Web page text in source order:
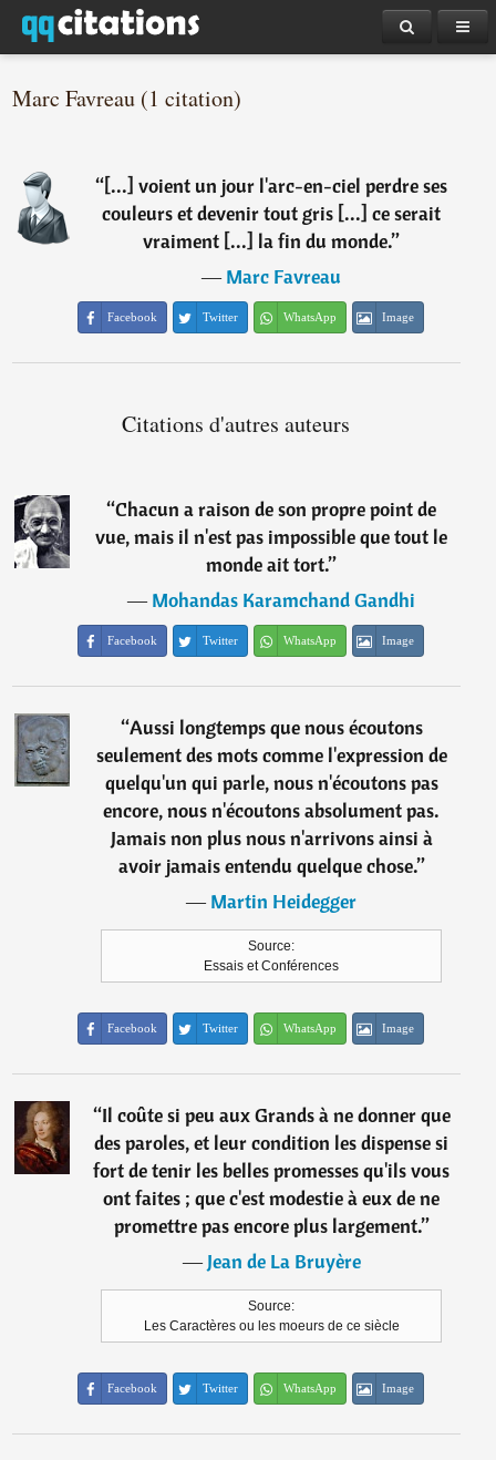
Marc Favreau (1 citation)
“[...] voient un jour l'arc-en-ciel perdre ses
couleurs et devenir tout gris [...] ce serait
vraiment [...] la fin du monde.”
―Marc Favreau
Facebook Twitter WhatsApp Image
Citations d'autres auteurs
“Chacun a raison de son propre point de
vue, mais il n'est pas impossible que tout le
monde ait tort.”
―Mohandas Karamchand Gandhi
Facebook Twitter WhatsApp Image
“Aussi longtemps que nous écoutons
seulement des mots comme l'expression de
quelqu'un qui parle, nous n'écoutons pas
encore, nous n'écoutons absolument pas.
Jamais non plus nous n'arrivons ainsi à
avoir jamais entendu quelque chose.”
―Martin Heidegger
Source:
Essais et Conférences
Facebook Twitter WhatsApp Image
“Il coûte si peu aux Grands à ne donner que
des paroles, et leur condition les dispense si
fort de tenir les belles promesses qu'ils vous
ont faites ; que c'est modestie à eux de ne
promettre pas encore plus largement.”
―Jean de La Bruyère
Source:
Les Caractères ou les moeurs de ce siècle
Facebook Twitter WhatsApp Image